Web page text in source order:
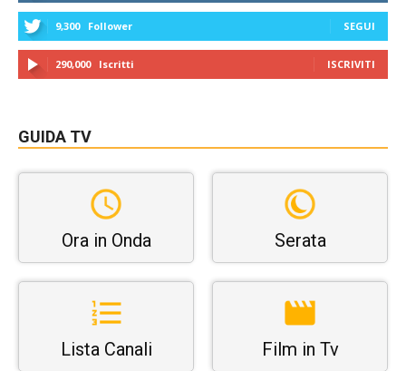
9,300 Follower SEGUI
290,000 Iscritti ISCRIVITI
GUIDA TV
Ora in Onda Serata
Lista Canali Film in Tv